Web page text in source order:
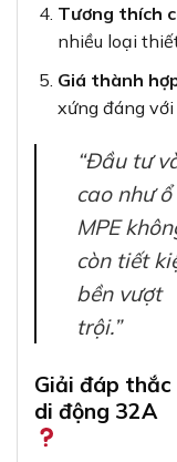
Tương thích
nhiều loại
Giá thành
xứng đáng
“Đầu tư
cao như
MPE
còn tiết
bền vượt
trội.”
Giải đáp thắc
di động 32A